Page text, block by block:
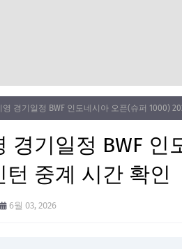
영 경기일정 BWF 인도네시아 오픈(슈퍼 1000)
경기일정 BWF
턴 중계 시간 확인
6월 03, 2026